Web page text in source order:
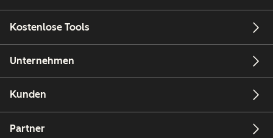
Kostenlose Tools
Unternehmen
Kunden
Partner